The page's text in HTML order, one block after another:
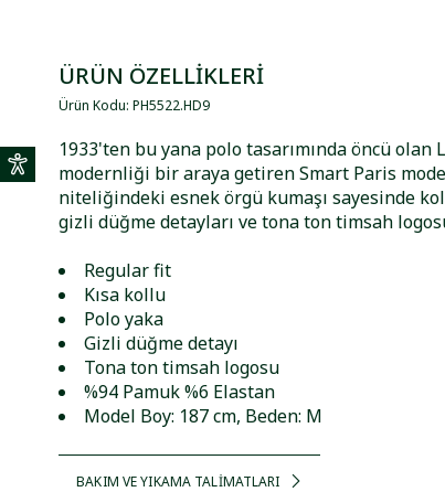
ÜRÜN ÖZELLİKLERİ
Ürün Kodu:PH5522.HD9
1933'ten bu yana polo tasarımında öncü olan
modernliği bir araya getiren Smart Paris
niteliğindeki esnek örgü kumaşı sayesinde
gizli düğme detayları ve tona ton timsah
Regular fit
Kısa kollu
Polo yaka
Gizli düğme detayı
Tona ton timsah logosu
%94 Pamuk %6 Elastan
Model Boy: 187 cm, Beden: M
BAKIM VE YIKAMA TALİMATLARI